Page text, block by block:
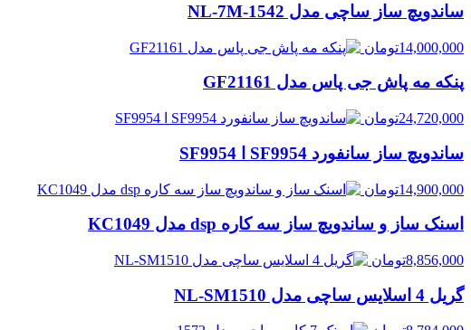
ساندویچ ساز ساچی مدل NL-7M-1542
14,000,000تومان
پنکه مه پاش جی پاس مدل GF21161
24,720,000تومان
ساندویچ ساز سانفورد SF9954 ا SF9954
14,900,000تومان
اسنک ساز و ساندویچ ساز سه کاره dsp مدل KC1049
8,856,000تومان
گریل 4 اسلایس ساچی مدل NL-SM1510